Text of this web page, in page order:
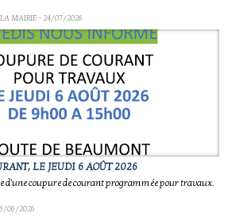
LA MAIRIE- 24/07/2026
LE JEUDI 6 AOÛT 2026
d'une coupure de courant programmée pour travaux.
06/2026